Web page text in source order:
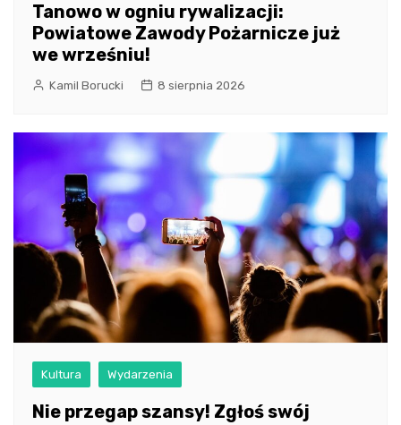
Tanowo w ogniu rywalizacji:
Powiatowe Zawody Pożarnicze już
we wrześniu!
Kamil Borucki 8 sierpnia 2026
Kultura Wydarzenia
Nie przegap szansy! Zgłoś swój